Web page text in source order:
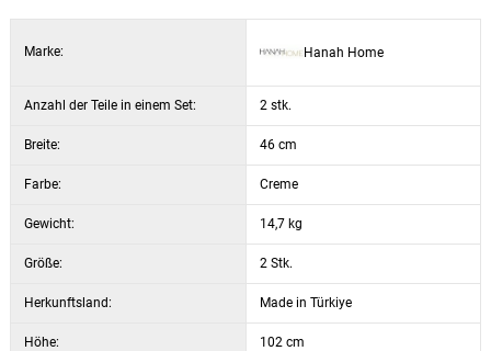
Farbe: cremefarben / goldfarben
Marke: Hanah Home
Anzahl der Teile in einem Set: 2 stk.
Breite: 46 cm
Farbe: Creme
Gewicht: 14,7 kg
Größe: 2 Stk.
Herkunftsland: Made in Türkiye
Höhe: 102 cm